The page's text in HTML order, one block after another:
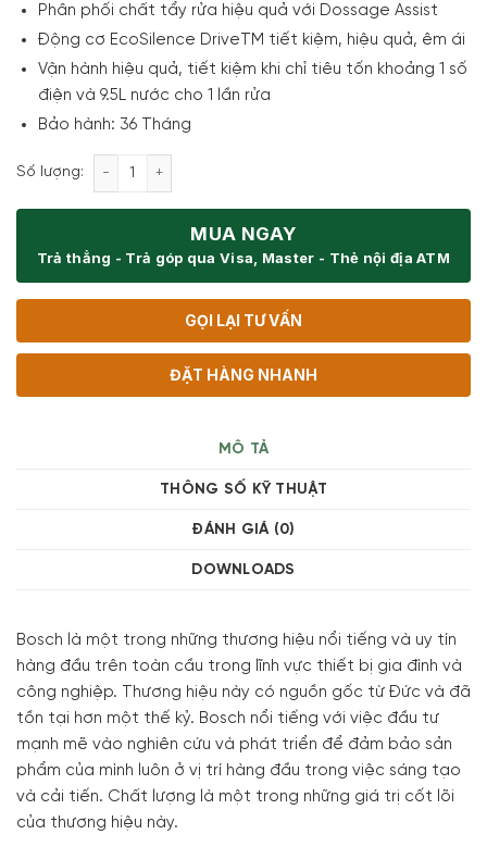
Phân phối chất tẩy rửa hiệu quả với Dossage Assist
Động cơ EcoSilence DriveTM tiết kiệm, hiệu quả, êm ái
Vận hành hiệu quả, tiết kiệm khi chỉ tiêu tốn khoảng 1 số
điện và 9.5L nước cho 1 lần rửa
Bảo hành: 36 Tháng
Số lượng: Máy Rửa Bát Bosch SMS4ECI14E Series 4 Độc Lập
MUA NGAY
Trả thẳng - Trả góp qua Visa, Master - Thẻ nội địa ATM
GỌI LẠI TƯ VẤN
ĐẶT HÀNG NHANH
MÔ TẢ
THÔNG SỐ KỸ THUẬT
ĐÁNH GIÁ (0)
DOWNLOADS
Bosch là một trong những thương hiệu nổi tiếng và uy tín
hàng đầu trên toàn cầu trong lĩnh vực thiết bị gia đình và
công nghiệp. Thương hiệu này có nguồn gốc từ Đức và đã
tồn tại hơn một thế kỷ. Bosch nổi tiếng với việc đầu tư
mạnh mẽ vào nghiên cứu và phát triển để đảm bảo sản
phẩm của mình luôn ở vị trí hàng đầu trong việc sáng tạo
và cải tiến. Chất lượng là một trong những giá trị cốt lõi
của thương hiệu này.